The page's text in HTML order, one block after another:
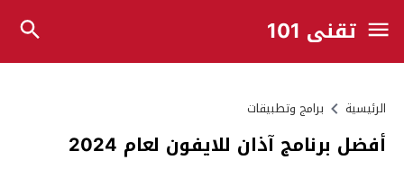
تقني 101
الرئيسية برامج وتطبيقات
أفضل برنامج آذان للايفون لعام 2024